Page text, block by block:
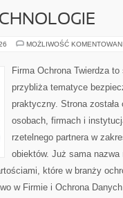
MOŻLIWOŚĆ
Firma Ochrona Twierdza
przybliża tematyce
praktyczny. Strona
osobach, firmach i
rzetelnego partnera w
obiektów. Już sama nazwa
które w branży
w Firmie i Ochrona